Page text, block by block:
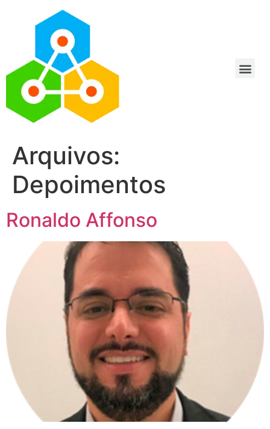
Arquivos:
Depoimentos
Ronaldo Affonso